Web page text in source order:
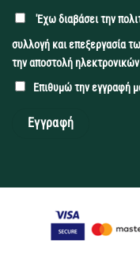
'Εχω διαβάσει την
συλλογή και επεξεργασία
την αποστολή
Επιθυμώ την εγγραφή